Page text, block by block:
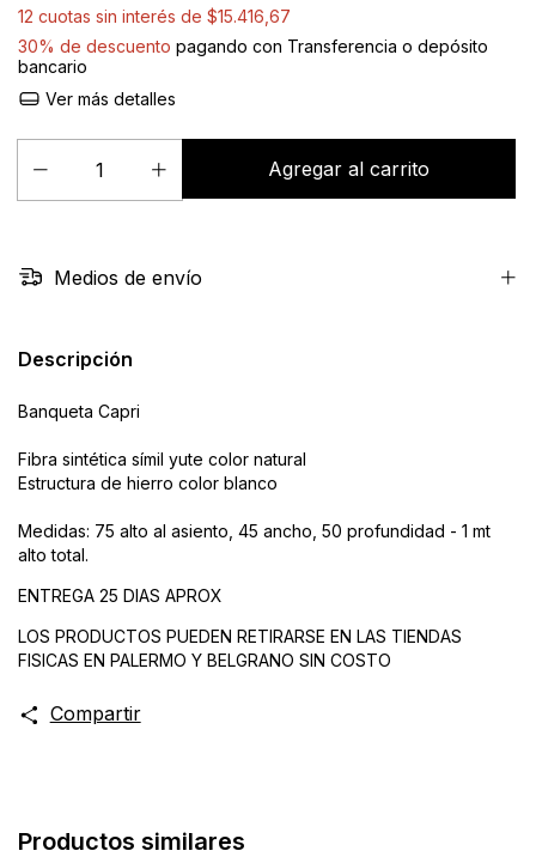
12 cuotas sin interés de $15.416,67
30% de descuento pagando con Transferencia o depósito
bancario
Ver más detalles
Medios de envío
Descripción
Banqueta Capri
Fibra sintética símil yute color natural
Estructura de hierro color blanco
Medidas: 75 alto al asiento, 45 ancho, 50 profundidad - 1 mt
alto total.
ENTREGA 25 DIAS APROX
LOS PRODUCTOS PUEDEN RETIRARSE EN LAS TIENDAS
FISICAS EN PALERMO Y BELGRANO SIN COSTO
Compartir
Productos similares